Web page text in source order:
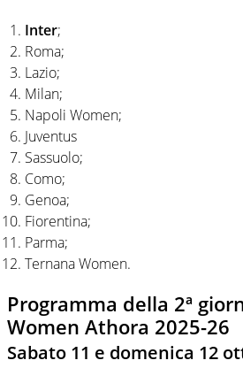
Inter;
Roma;
Lazio;
Milan;
Napoli Women;
Juventus
Sassuolo;
Como;
Genoa;
Fiorentina;
Parma;
Ternana Women.
Programma della 2ª
Women Athora 2025-26
Sabato 11 e domenica 12